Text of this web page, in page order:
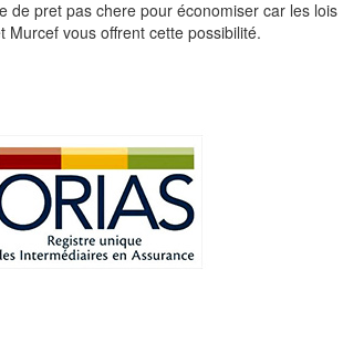
de pret pas chere pour économiser car les lois
Murcef vous offrent cette possibilité.